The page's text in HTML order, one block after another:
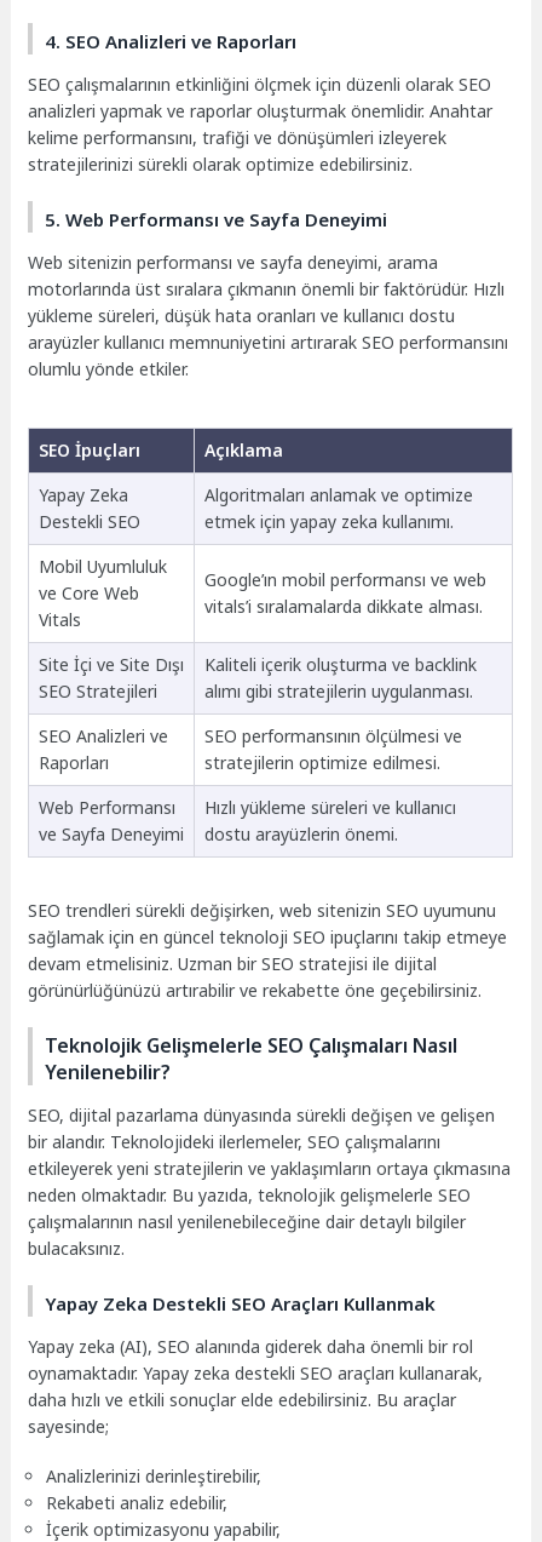
4. SEO Analizleri ve Raporları
SEO çalışmalarının etkinliğini ölçmek için düzenli olarak SEO
analizleri yapmak ve raporlar oluşturmak önemlidir. Anahtar
kelime performansını, trafiği ve dönüşümleri izleyerek
stratejilerinizi sürekli olarak optimize edebilirsiniz.
5. Web Performansı ve Sayfa Deneyimi
Web sitenizin performansı ve sayfa deneyimi, arama
motorlarında üst sıralara çıkmanın önemli bir faktörüdür. Hızlı
yükleme süreleri, düşük hata oranları ve kullanıcı dostu
arayüzler kullanıcı memnuniyetini artırarak SEO performansını
olumlu yönde etkiler.
SEO İpuçları
Açıklama
Yapay Zeka
Destekli SEO
Algoritmaları anlamak ve optimize
etmek için yapay zeka kullanımı.
Mobil Uyumluluk
ve Core Web
Vitals
Google’ın mobil performansı ve web
vitals’i sıralamalarda dikkate alması.
Site İçi ve Site Dışı
SEO Stratejileri
Kaliteli içerik oluşturma ve backlink
alımı gibi stratejilerin uygulanması.
SEO Analizleri ve
Raporları
SEO performansının ölçülmesi ve
stratejilerin optimize edilmesi.
Web Performansı
ve Sayfa Deneyimi
Hızlı yükleme süreleri ve kullanıcı
dostu arayüzlerin önemi.
SEO trendleri sürekli değişirken, web sitenizin SEO uyumunu
sağlamak için en güncel teknoloji SEO ipuçlarını takip etmeye
devam etmelisiniz. Uzman bir SEO stratejisi ile dijital
görünürlüğünüzü artırabilir ve rekabette öne geçebilirsiniz.
Teknolojik Gelişmelerle SEO Çalışmaları Nasıl
Yenilenebilir?
SEO, dijital pazarlama dünyasında sürekli değişen ve gelişen
bir alandır. Teknolojideki ilerlemeler, SEO çalışmalarını
etkileyerek yeni stratejilerin ve yaklaşımların ortaya çıkmasına
neden olmaktadır. Bu yazıda, teknolojik gelişmelerle SEO
çalışmalarının nasıl yenilenebileceğine dair detaylı bilgiler
bulacaksınız.
Yapay Zeka Destekli SEO Araçları Kullanmak
Yapay zeka (AI), SEO alanında giderek daha önemli bir rol
oynamaktadır. Yapay zeka destekli SEO araçları kullanarak,
daha hızlı ve etkili sonuçlar elde edebilirsiniz. Bu araçlar
sayesinde;
Analizlerinizi derinleştirebilir,
Rekabeti analiz edebilir,
İçerik optimizasyonu yapabilir,